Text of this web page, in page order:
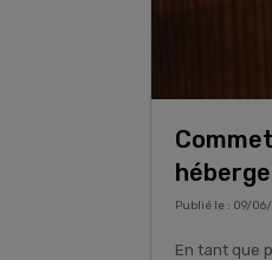
Publié le : 09/
En tant que